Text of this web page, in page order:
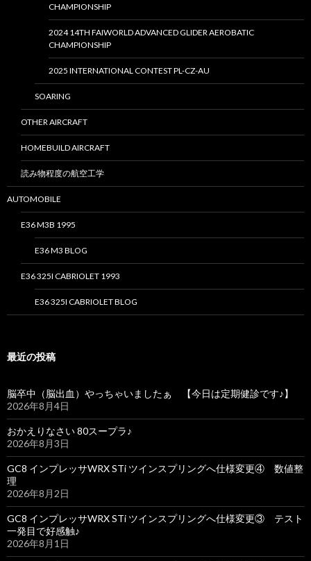
CHAMPIONSHIP
2024 14TH FAIWORLD ADVANCED GLIDER AEROBATIC
CHAMPIONSHIP
2025 INTERNATIONAL CONTEST PL-CZ-AU
SOARING
OTHER AIRCRAFT
HOMEBUILD AIRCRAFT
読み物程度の航空工学
AUTOMOBILE
E36 M3B 1995
E36 M3 BLOG
E36 325I CABRIOLET 1993
E36 325I CABRIOLET BLOG
最近の投稿
脳卒中（脳出血）やっちゃいましたぁ 【今日は定期健診です♪】
2026年8月4日
おかえりなさい 80スープラ♪
2026年8月3日
GC8 インプレッサWRX STi ツインスプリングへ仕様変更④ 数値整
理
2026年8月2日
GC8 インプレッサWRX STi ツインスプリングへ仕様変更③ テスト
一発目で好感触♪
2026年8月1日